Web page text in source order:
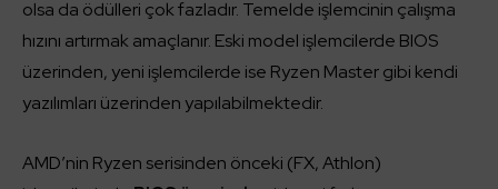
olsa da ödülleri çok fazladır. Temelde işlemcinin çalışma
hızını artırmak amaçlanır. Eski model işlemcilerde BIOS
üzerinden, yeni işlemcilerde ise Ryzen Master gibi kendi
yazılımları üzerinden yapılabilmektedir.
AMD’nin Ryzen serisinden önceki (FX, Athlon)